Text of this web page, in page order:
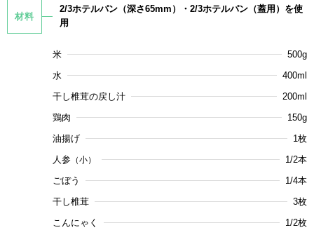
材料
2/3ホテルパン（深さ65mm）・2/3ホテルパン（蓋用）を使
用
米
500g
水
400ml
干し椎茸の戻し汁
200ml
鶏肉
150g
油揚げ
1枚
人参 （小）
1/2本
ごぼう
1/4本
干し椎茸
3枚
こんにゃく
1/2枚